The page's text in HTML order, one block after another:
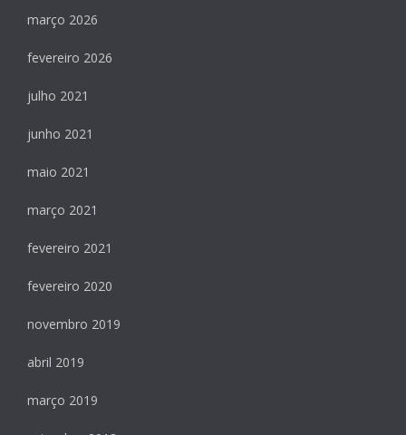
março 2026
fevereiro 2026
julho 2021
junho 2021
maio 2021
março 2021
fevereiro 2021
fevereiro 2020
novembro 2019
abril 2019
março 2019